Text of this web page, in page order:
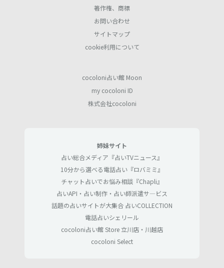
著作権、商標
お問い合わせ
サイトマップ
cookie利用について
cocoloni占い館 Moon
my cocoloni ID
株式会社cocoloni
姉妹サイト
占い総合メディア『占いTVニュース』
10分から選べる電話占い『ロバミミ』
チャット占いでお悩み相談『Chapli』
占いAPI・占い制作・占い師派遣サ―ビス
話題の占いサイトが大集合 占いCOLLECTION
電話占いシェリール
cocoloni占い館 Store 立川店・川越店
cocoloni Select